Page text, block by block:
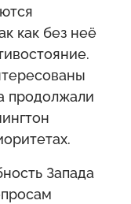
как без неё
продолжали
Запада